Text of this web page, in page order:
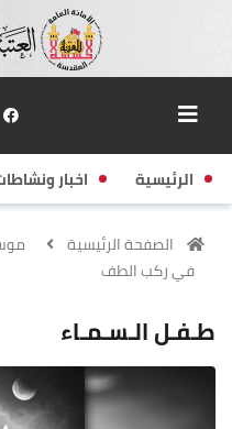
الرئيسية اخبار
الصفحة الرئيسية
في ركب الطف
طـفـل الـسـمـاء